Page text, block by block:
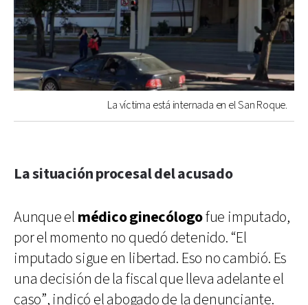
La víctima está internada en el San Roque.
La situación procesal del acusado
Aunque el médico ginecólogofue imputado,
por el momento no quedó detenido. “El
imputado sigue en libertad. Eso no cambió. Es
una decisión de la fiscal que lleva adelante el
caso”, indicó el abogado de la denunciante.